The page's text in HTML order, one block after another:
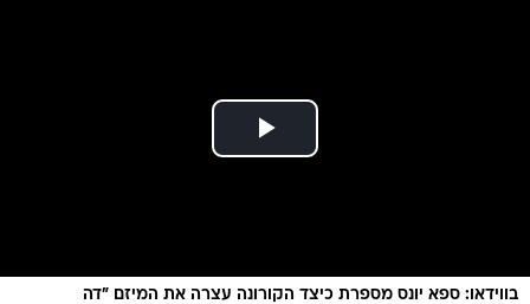
בווידאו: ספא יונס מספרת כיצד הקורונה עצרה את המיזם "דה